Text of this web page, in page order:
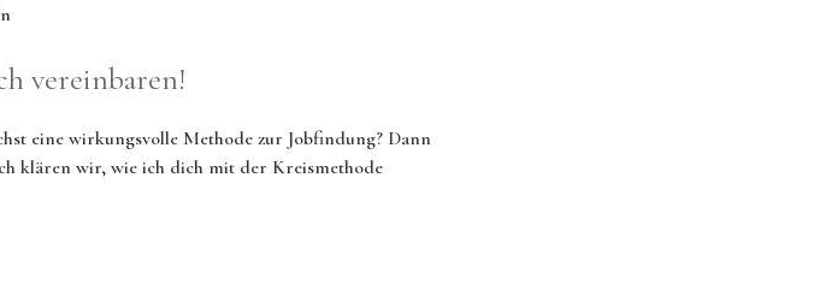
vereinbaren!
eine wirkungsvolle Methode zur Jobfindung? Dann
klären wir, wie ich dich mit der Kreismethode